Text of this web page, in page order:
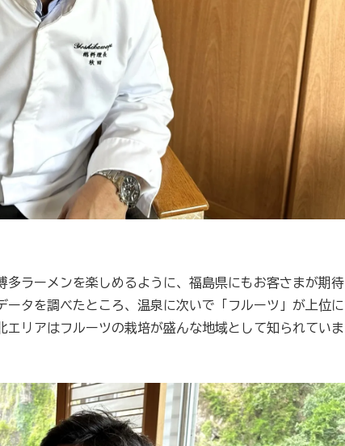
ラーメンを楽しめるように、福島県にもお客さまが期待
タを調べたところ、温泉に次いで「フルーツ」が上位に
リアはフルーツの栽培が盛んな地域として知られていま